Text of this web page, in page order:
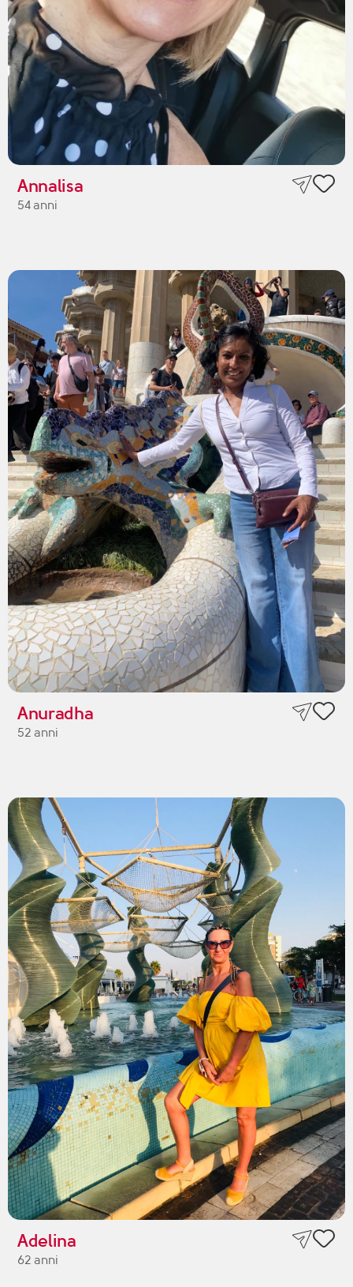
Annalisa
54 anni
Anuradha
52 anni
Adelina
62 anni